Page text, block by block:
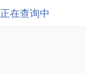
正在查询中